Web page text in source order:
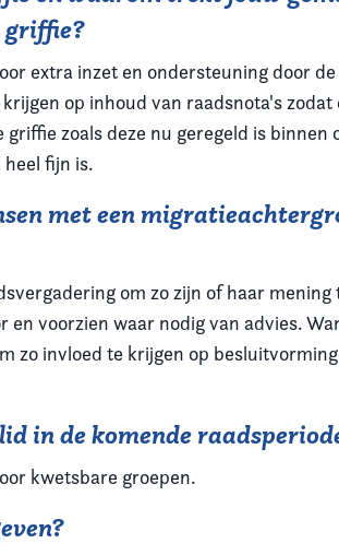
griffie?
extra inzet en ondersteuning door
op inhoud van raadsnota's
zoals deze nu geregeld is binnen
fijn is.
met een
om zo zijn of haar
voorzien waar nodig van advies.
zo invloed te krijgen op
in de komende
kwetsbare groepen.